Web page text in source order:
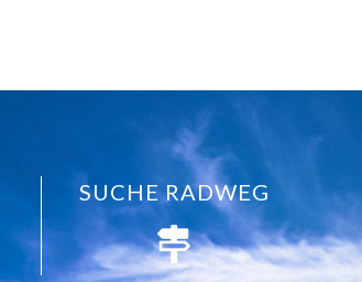
SUCHE RADWEG